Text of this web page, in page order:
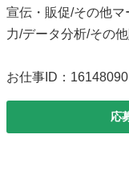
宣伝・販促/その他
力/データ分析/その
お仕事ID：16148090
応